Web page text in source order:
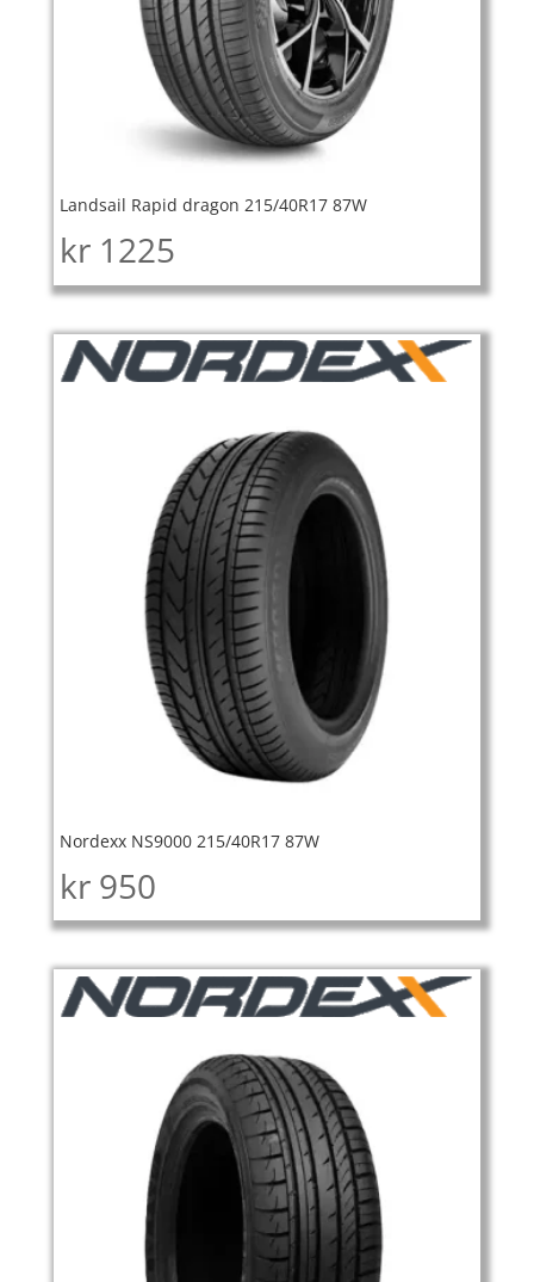
Landsail Rapid dragon 215/40R17 87W
kr 1225
Nordexx NS9000 215/40R17 87W
kr 950